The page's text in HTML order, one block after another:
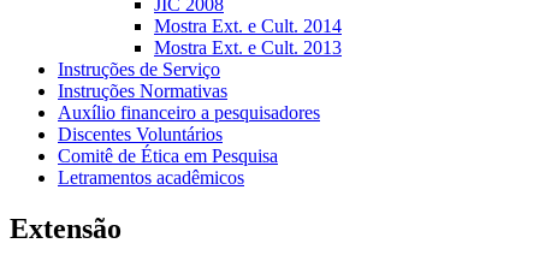
JIC 2008
Mostra Ext. e Cult. 2014
Mostra Ext. e Cult. 2013
Instruções de Serviço
Instruções Normativas
Auxílio financeiro a pesquisadores
Discentes Voluntários
Comitê de Ética em Pesquisa
Letramentos acadêmicos
Extensão